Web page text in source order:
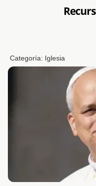
Categoría: Iglesia